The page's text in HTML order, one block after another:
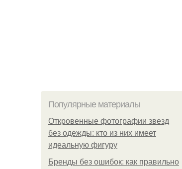
Популярные материалы
Откровенные фотографии звезд
без одежды: кто из них имеет
идеальную фигуру
Бренды без ошибок: как правильно